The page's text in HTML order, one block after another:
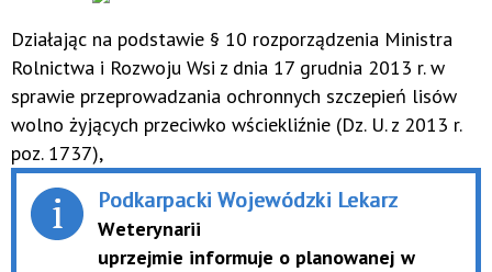
Działając na podstawie § 10 rozporządzenia Ministra
Rolnictwa i Rozwoju Wsi z dnia 17 grudnia 2013 r. w
sprawie przeprowadzania ochronnych szczepień lisów
wolno żyjących przeciwko wściekliźnie (Dz. U. z 2013 r.
poz. 1737),
Podkarpacki Wojewódzki Lekarz
Weterynarii
uprzejmie informuje o planowanej w